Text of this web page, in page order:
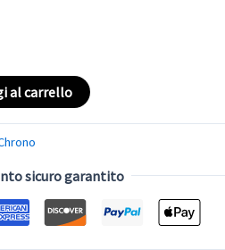
al carrello
sicuro garantito